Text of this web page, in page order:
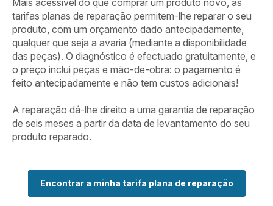
Mais acessível do que comprar um produto novo, as
tarifas planas de reparação permitem-lhe reparar o seu
produto, com um orçamento dado antecipadamente,
qualquer que seja a avaria (mediante a disponibilidade
das peças). O diagnóstico é efectuado gratuitamente, e
o preço inclui peças e mão-de-obra: o pagamento é
feito antecipadamente e não tem custos adicionais!
A reparação dá-lhe direito a uma garantia de reparação
de seis meses a partir da data de levantamento do seu
produto reparado.
Encontrar a minha tarifa plana de reparação